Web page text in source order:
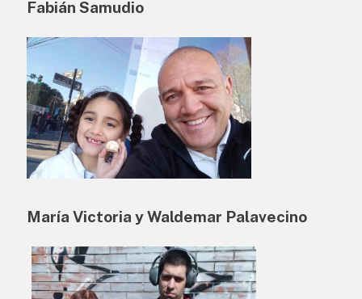
Fabián Samudio
María Victoria y Waldemar Palavecino